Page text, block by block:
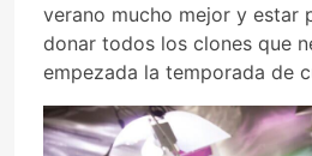
verano mucho mejor y estar
donar todos los clones que
empezada la temporada de